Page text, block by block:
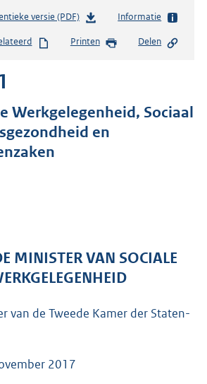
versie (PDF)b
s
s
g
5
K
Informatie
Printen Delen
Werkgelegenheid, Sociaal
en
MINISTER VAN SOCIALE
van de Tweede Kamer der Staten-
2017